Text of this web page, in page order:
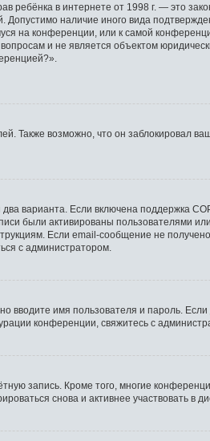
ребёнка в интернете от 1998 г. — это
наличие иного вида
на конференции, или к самой
и не является объектом
Также возможно, что он заблокировал
варианта. Если включена поддержка
были активированы пользователями
Если email-сообщение не
с администратором.
вводите имя пользователя и пароль.
конференции, свяжитесь с
запись. Кроме того, многие
снова и активнее участвовать в